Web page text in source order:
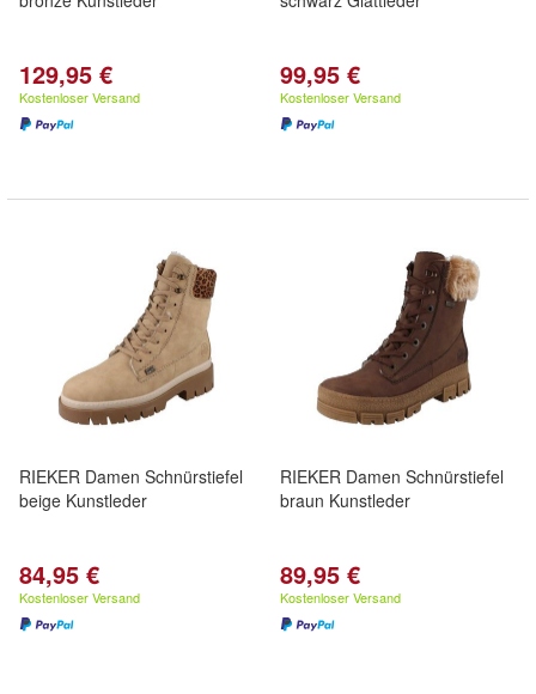
129,95 €
Kostenloser Versand
99,95 €
Kostenloser Versand
RIEKER Damen Schnürstiefel
beige Kunstleder
84,95 €
Kostenloser Versand
RIEKER Damen Schnürstiefel
braun Kunstleder
89,95 €
Kostenloser Versand